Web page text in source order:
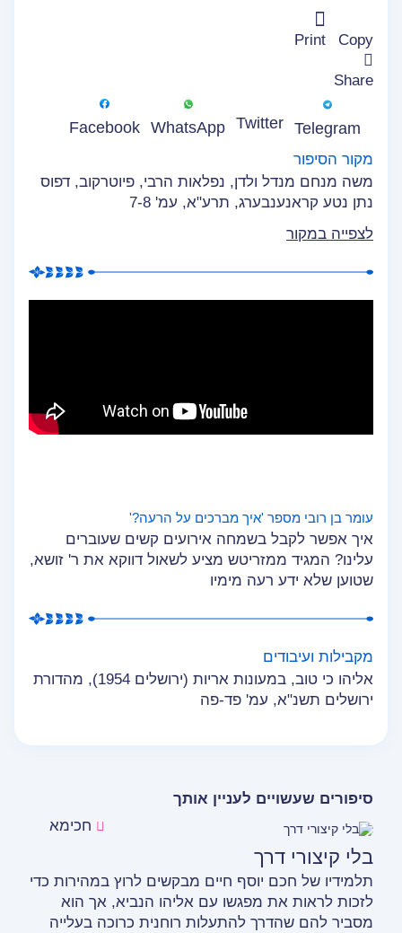
Copy
Print
Share
Telegram
Twitter
WhatsApp
Facebook
מקור הסיפור
משה מנחם מנדל ולדן, נפלאות הרבי, פיוטרקוב, דפוס
נתן נטע קראנענבערג, תרע"א, עמ' 7-8
לצפייה במקור
עומר בן רובי מספר 'איך מברכים על הרעה?'
איך אפשר לקבל בשמחה אירועים קשים שעוברים
עלינו? המגיד ממזריטש מציע לשאול דווקא את ר' זושא,
שטוען שלא ידע רעה מימיו
מקבילות ועיבודים
אליהו כי טוב, במעונות אריות (ירושלים 1954), מהדורת
ירושלים תשנ"א, עמ' פד-פה
סיפורים שעשויים לעניין אותך
חכימא
בלי קיצורי דרך
תלמידיו של חכם יוסף חיים מבקשים לרוץ במהירות כדי
לזכות לראות את מפגשו עם אליהו הנביא, אך הוא
מסביר להם שהדרך להתעלות רוחנית כרוכה בעלייה